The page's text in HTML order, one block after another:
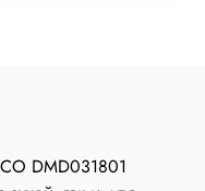
DMD031801